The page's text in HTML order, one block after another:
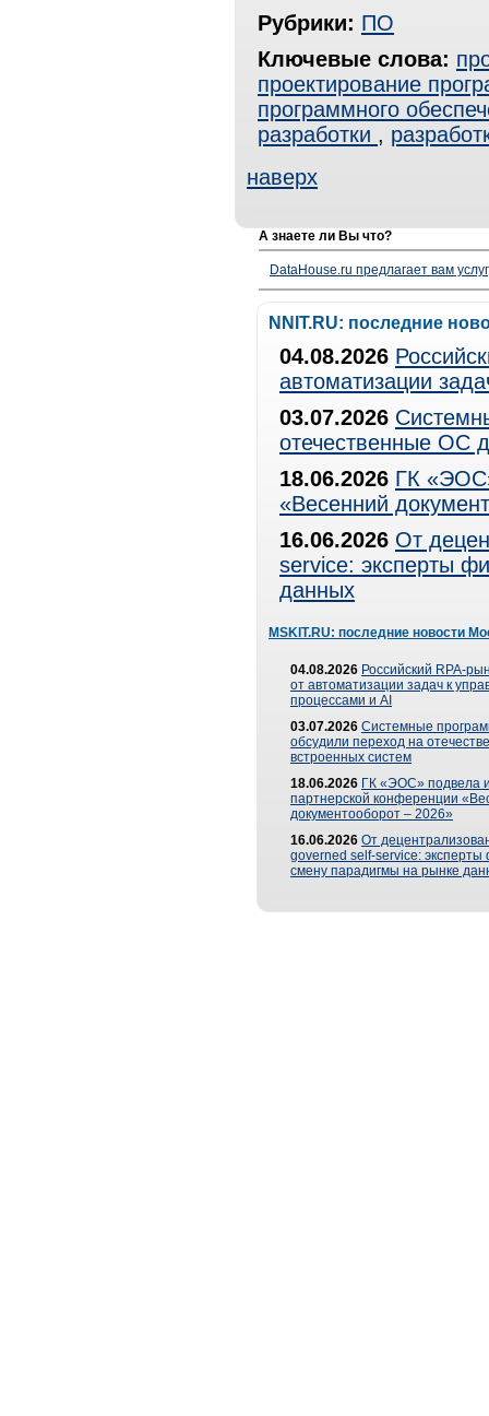
Рубрики: ПО
Ключевые слова:
проектирование
программного
разработки ,
наверх
А знаете ли Вы что?
DataHouse.ru предлагает вам
NNIT.RU: последние
04.08.2026
автоматизации
03.07.2026
отечественные ОС
18.06.2026 ГК
«Весенний
16.06.2026 От
service: эксперты
данных
MSKIT.RU: последние новости
04.08.2026 Российский RPA-
от автоматизации задач к
процессами и AI
03.07.2026 Системные
обсудили переход на
встроенных систем
18.06.2026 ГК «ЭОС» подвела
партнерской конференции
документооборот – 2026»
16.06.2026 От
governed self-service: эксперты
смену парадигмы на рынке